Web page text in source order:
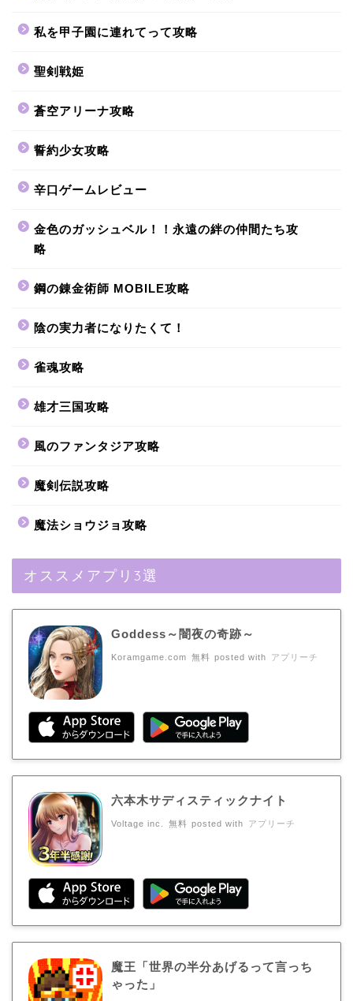
私を甲子園に連れてって攻略
聖剣戦姫
蒼空アリーナ攻略
誓約少女攻略
辛口ゲームレビュー
金色のガッシュベル！！永遠の絆の仲間たち攻
略
鋼の錬金術師 MOBILE攻略
陰の実力者になりたくて！
雀魂攻略
雄才三国攻略
風のファンタジア攻略
魔剣伝説攻略
魔法ショウジョ攻略
オススメアプリ3選
Goddess～闇夜の奇跡～
Koramgame.com 無料 posted with アプリーチ
六本木サディスティックナイト
Voltage inc. 無料 posted with アプリーチ
魔王「世界の半分あげるって言っち
ゃった」